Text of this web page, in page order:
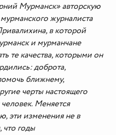
Мурманск» авторскую
журналиста
в которой
и мурманчане
те качества, которыми он
доброта,
ближнему,
черты настоящего
Меняется
эти изменения не в
что годы